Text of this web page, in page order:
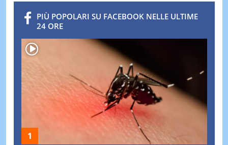
PIÙ POPOLARI SU FACEBOOK NELLE ULTIME
24 ORE